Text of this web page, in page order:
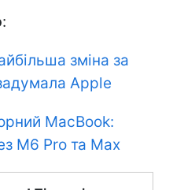
:
зміна за
Apple
MacBook:
M6 Pro та Max